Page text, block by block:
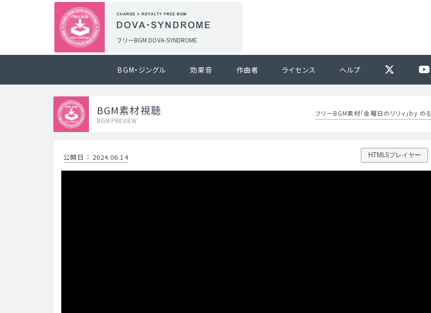
フリーBGM DOVA-SYNDROME
BGM・ジングル 効果音 作曲者 ライセンス ヘルプ
BGM素材視聴
BGM PREVIEW
フリーBGM素材「金曜日のリリィ」by のる
公開日 ： 2024.06.14 HTML5プレイヤー